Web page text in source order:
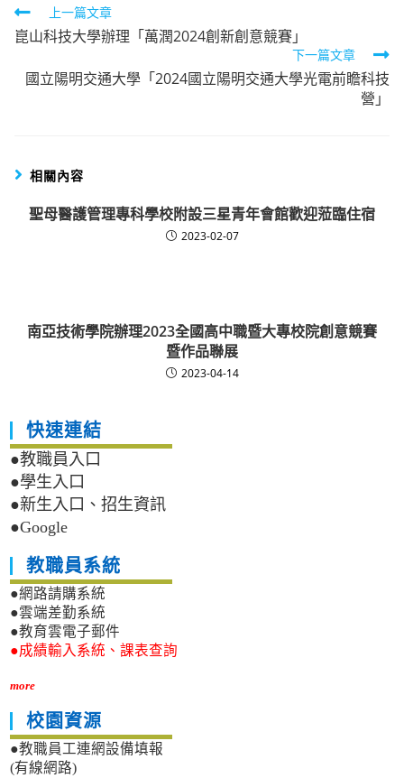
Read
more
articles
上一篇文章
崑山科技大學辦理「萬潤2024創新創意競賽」
下一篇文章
國立陽明交通大學「2024國立陽明交通大學光電前瞻科技
營」
相關內容
聖母醫護管理專科學校附設三星青年會館歡迎蒞臨住宿
2023-02-07
南亞技術學院辦理2023全國高中職暨大專校院創意競賽
暨作品聯展
2023-04-14
快速連結
●教職員入口
●學生入口
●新生入口、招生資訊
●Google
教職員系統
●網路請購系統
●雲端差勤系統
●教育雲電子郵件
●成績輸入系統、課表查詢
more
校園資源
●教職員工連網設備填報
(有線網路)